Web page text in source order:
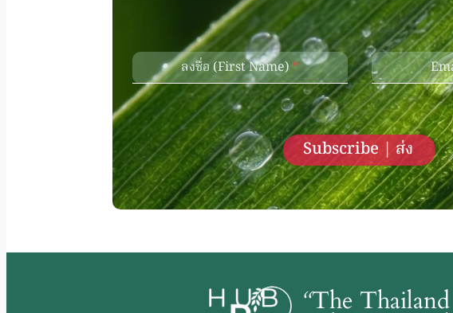
ลงชื่อ (First Name) *
Subscribe | ส่ง
“The